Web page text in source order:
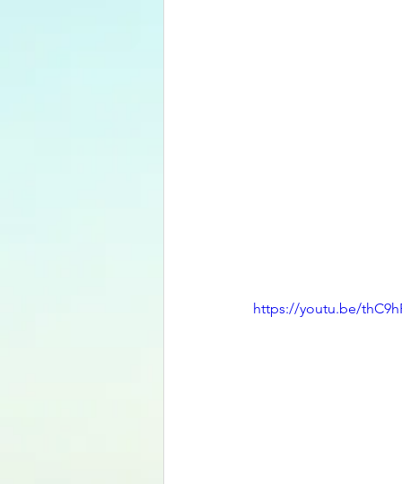
https://youtu.be/